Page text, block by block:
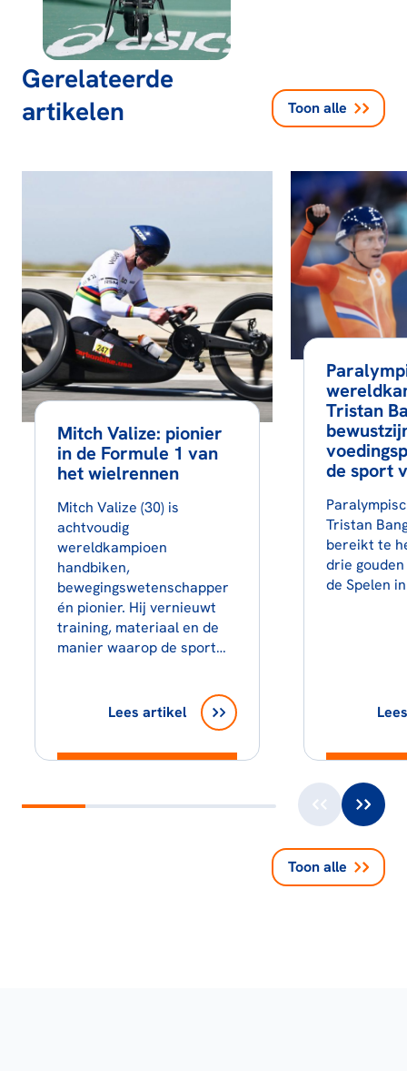
Gerelateerde
artikelen
Toon alle
Mitch Valize: pionier
in de Formule 1 van
het wielrennen
Mitch Valize (30) is
achtvoudig
wereldkampioen
handbiken,
bewegingswetenschapper
én pionier. Hij vernieuwt
training, materiaal en de
manier waarop de sport…
Lees artikel
Tristan
de sport
Tristan
bereikt te
drie
de Spelen
Toon alle